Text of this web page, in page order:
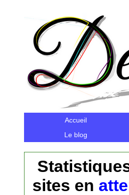
Accueil
Le blog
sites en